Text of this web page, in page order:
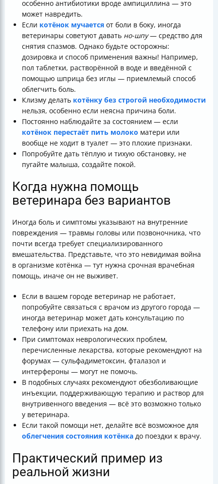
особенно антибиотики вроде ампициллина — это
может навредить.
Если котёнок мучается от боли в боку, иногда
ветеринары советуют давать но-шпу— средство для
снятия спазмов. Однако будьте осторожны:
дозировка и способ применения важны! Например,
пол таблетки, растворённой в воде и введённой с
помощью шприца без иглы — приемлемый способ
облегчить боль.
Клизму делать котёнку без строгой необходимости
нельзя, особенно если неясна причина боли.
Постоянно наблюдайте за состоянием — если
котёнок перестаёт пить молоко матери или
вообще не ходит в туалет — это плохие признаки.
Попробуйте дать тёплую и тихую обстановку, не
пугайте малыша, создайте покой.
Когда нужна помощь
ветеринара без вариантов
Иногда боль и симптомы указывают на внутренние
повреждения — травмы головы или позвоночника, что
почти всегда требует специализированного
вмешательства. Представьте, что это невидимая война
в организме котёнка — тут нужна срочная врачебная
помощь, иначе он не выживет.
Если в вашем городе ветеринар не работает,
попробуйте связаться с врачом из другого города —
иногда ветеринар может дать консультацию по
телефону или приехать на дом.
При симптомах неврологических проблем,
перечисленные лекарства, которые рекомендуют на
форумах — сульфадиметоксин, фталазол и
интерфероны — могут не помочь.
В подобных случаях рекомендуют обезболивающие
инъекции, поддерживающую терапию и раствор для
внутривенного введения — всё это возможно только
у ветеринара.
Если такой помощи нет, делайте всё возможное для
облегчения состояния котёнка до поездки к врачу.
Практический пример из
реальной жизни